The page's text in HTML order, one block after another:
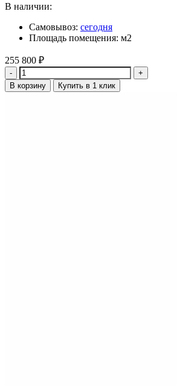
В наличии:
Самовывоз: сегодня
Площадь помещения: м2
255 800 ₽
Количество
В корзину Купить в 1 клик